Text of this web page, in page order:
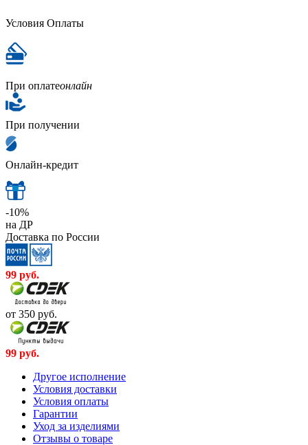
Условия Оплаты
При оплатеонлайн
При получении
Онлайн-кредит
-10%
на ДР
Доставка по России
99 руб.
от 350 руб.
99 руб.
Другое исполнение
Условия доставки
Условия оплаты
Гарантии
Уход за изделиями
Отзывы о товаре